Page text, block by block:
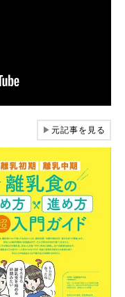
▶元記事を見る